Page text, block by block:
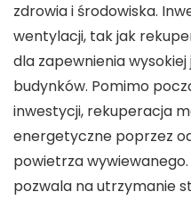
zdrowia i środowiska.
wentylacji, tak jak
dla zapewnienia
budynków. Pomimo
inwestycji, rekuperacja
energetyczne poprzez
powietrza
pozwala na utrzymanie